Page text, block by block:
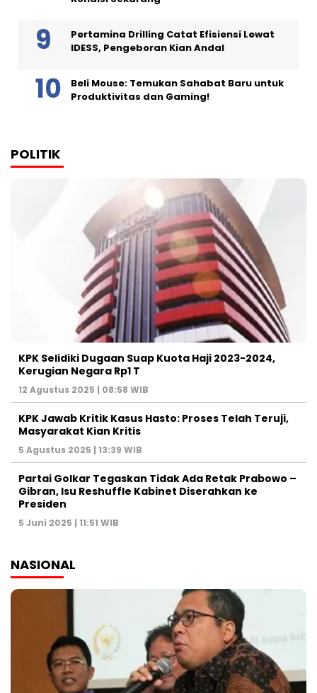
Pertamina Drilling Catat Efisiensi Lewat
IDESS, Pengeboran Kian Andal
Beli Mouse: Temukan Sahabat Baru untuk
Produktivitas dan Gaming!
POLITIK
KPK Selidiki Dugaan Suap Kuota Haji 2023-2024,
Kerugian Negara Rp1 T
12 Agustus 2025 | 08:58 WIB
KPK Jawab Kritik Kasus Hasto: Proses Telah Teruji,
Masyarakat Kian Kritis
5 Agustus 2025 | 13:39 WIB
Partai Golkar Tegaskan Tidak Ada Retak Prabowo –
Gibran, Isu Reshuffle Kabinet Diserahkan ke
Presiden
5 Juni 2025 | 11:51 WIB
NASIONAL